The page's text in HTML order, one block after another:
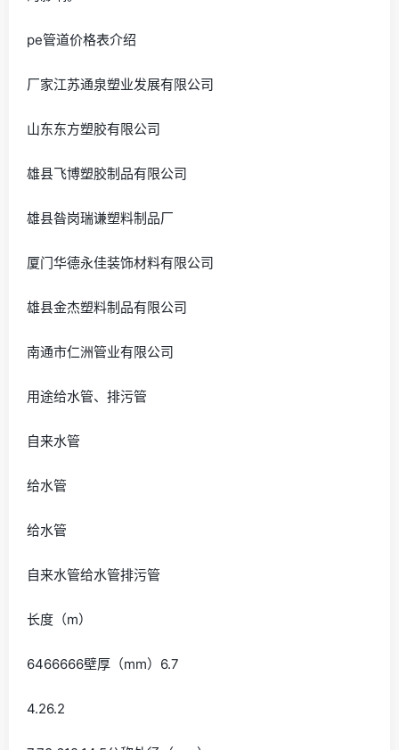
pe管道价格表介绍
厂家江苏通泉塑业发展有限公司
山东东方塑胶有限公司
雄县飞博塑胶制品有限公司
雄县昝岗瑞谦塑料制品厂
厦门华德永佳装饰材料有限公司
雄县金杰塑料制品有限公司
南通市仁洲管业有限公司
用途给水管、排污管
自来水管
给水管
给水管
自来水管给水管排污管
长度（m）
6466666壁厚（mm）6.7
4.26.2